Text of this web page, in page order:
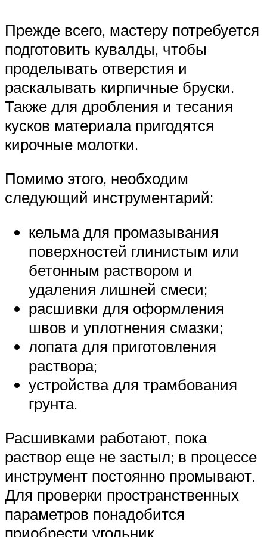
Прежде всего, мастеру потребуется
подготовить кувалды, чтобы
проделывать отверстия и
раскалывать кирпичные бруски.
Также для дробления и тесания
кусков материала пригодятся
кирочные молотки.
Помимо этого, необходим
следующий инструментарий:
кельма для промазывания
поверхностей глинистым или
бетонным раствором и
удаления лишней смеси;
расшивки для оформления
швов и уплотнения смазки;
лопата для приготовления
раствора;
устройства для трамбования
грунта.
Расшивками работают, пока
раствор еще не застыл; в процессе
инструмент постоянно промывают.
Для проверки пространственных
параметров понадобится
приобрести угольник,